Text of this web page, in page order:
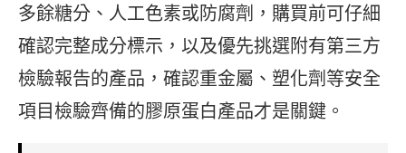
多餘糖分、人工色素或防腐劑，購買前可仔細
確認完整成分標示，以及優先挑選附有第三方
檢驗報告的產品，確認重金屬、塑化劑等安全
項目檢驗齊備的膠原蛋白產品才是關鍵。